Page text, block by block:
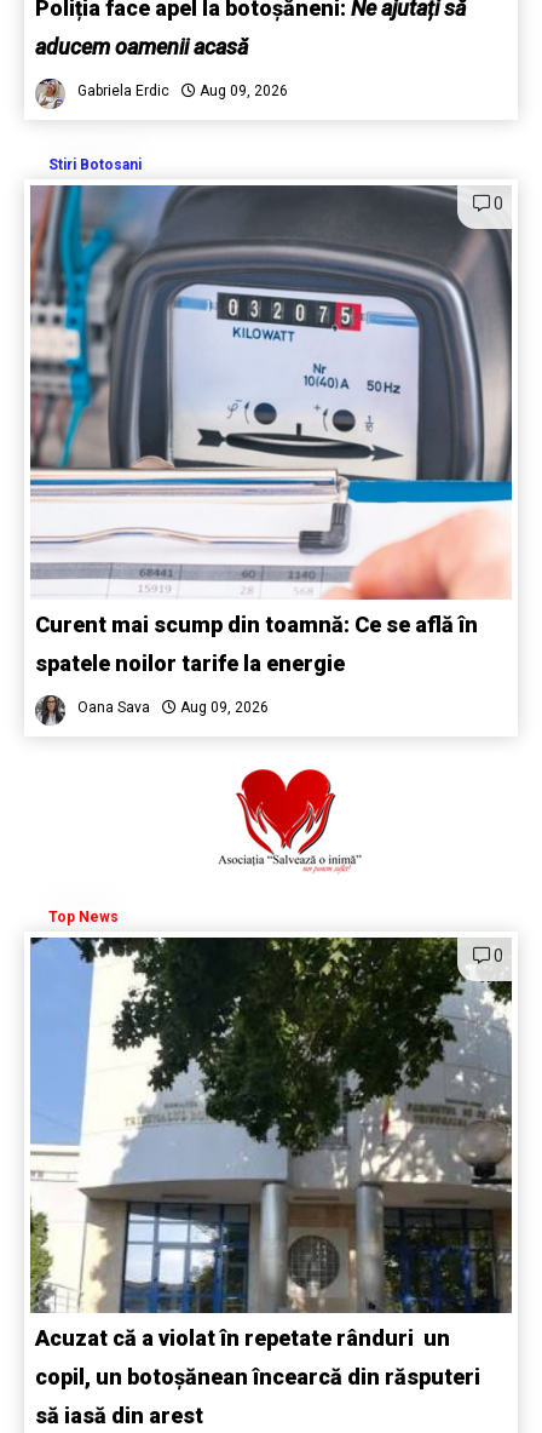
Poliția face apel la botoșăneni: Ne ajutați să
aducem oamenii acasă
Gabriela Erdic Aug 09, 2026
Stiri Botosani
0
Curent mai scump din toamnă: Ce se află în
spatele noilor tarife la energie
Oana Sava Aug 09, 2026
Top News
0
Acuzat că a violat în repetate rânduri un
copil, un botoșănean încearcă din răsputeri
să iasă din arest